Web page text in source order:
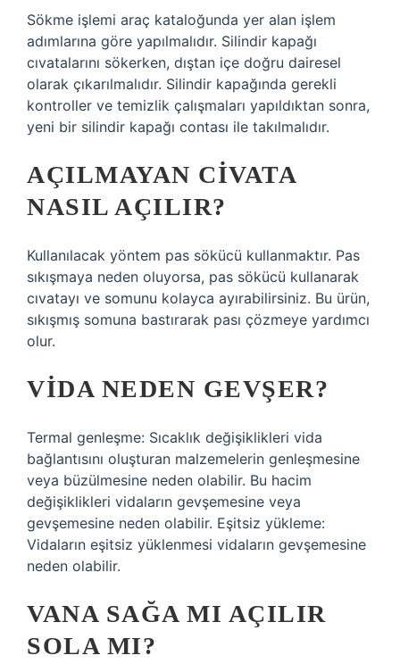
Sökme işlemi araç kataloğunda yer alan işlem
adımlarına göre yapılmalıdır. Silindir kapağı
cıvatalarını sökerken, dıştan içe doğru dairesel
olarak çıkarılmalıdır. Silindir kapağında gerekli
kontroller ve temizlik çalışmaları yapıldıktan sonra,
yeni bir silindir kapağı contası ile takılmalıdır.
AÇILMAYAN CIVATA
NASIL AÇILIR?
Kullanılacak yöntem pas sökücü kullanmaktır. Pas
sıkışmaya neden oluyorsa, pas sökücü kullanarak
cıvatayı ve somunu kolayca ayırabilirsiniz. Bu ürün,
sıkışmış somuna bastırarak pası çözmeye yardımcı
olur.
VIDA NEDEN GEVŞER?
Termal genleşme: Sıcaklık değişiklikleri vida
bağlantısını oluşturan malzemelerin genleşmesine
veya büzülmesine neden olabilir. Bu hacim
değişiklikleri vidaların gevşemesine veya
gevşemesine neden olabilir. Eşitsiz yükleme:
Vidaların eşitsiz yüklenmesi vidaların gevşemesine
neden olabilir.
VANA SAĞA MI AÇILIR
SOLA MI?